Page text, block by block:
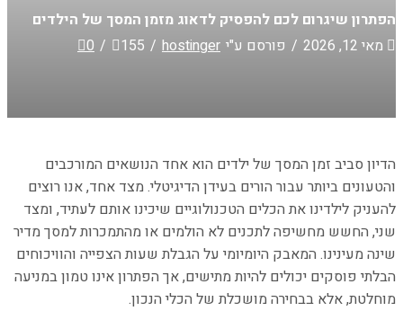
הפתרון שיגרום לכם להפסיק לדאוג מזמן המסך של הילדים
מאי 12, 2026
/ פורסם ע"י hostinger
/
155
/
0
הדיון סביב זמן המסך של ילדים הוא אחד הנושאים המורכבים
והטעונים ביותר עבור הורים בעידן הדיגיטלי. מצד אחד, אנו רוצים
להעניק לילדינו את הכלים הטכנולוגיים שיכינו אותם לעתיד, ומצד
שני, החשש מחשיפה לתכנים לא הולמים או מהתמכרות למסך מדיר
שינה מעינינו. המאבק היומיומי על הגבלת שעות הצפייה והוויכוחים
הבלתי פוסקים יכולים להיות מתישים, אך הפתרון אינו טמון במניעה
מוחלטת, אלא בבחירה מושכלת של הכלי הנכון.